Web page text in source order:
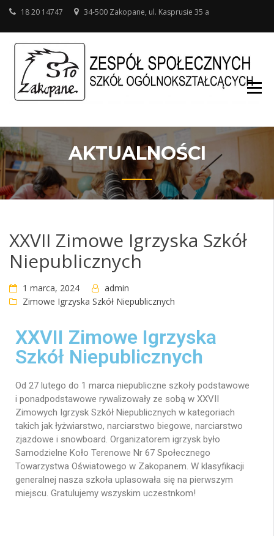
18 20 14747 34-500 Zakopane, ul. Kasprusie 35 a
AKTUALNOŚCI
XXVII Zimowe Igrzyska Szkół
Niepublicznych
1 marca, 2024
admin
Zimowe Igrzyska Szkół Niepublicznych
XXVII Zimowe Igrzyska
Szkół Niepublicznych
Od 27 lutego do 1 marca niepubliczne szkoły podstawowe
i ponadpodstawowe rywalizowały ze sobą w XXVII
Zimowych Igrzysk Szkół Niepublicznych w kategoriach
takich jak łyżwiarstwo, narciarstwo biegowe, narciarstwo
zjazdowe i snowboard. Organizatorem igrzysk było
Samodzielne Koło Terenowe Nr 67 Społecznego
Towarzystwa Oświatowego w Zakopanem. W klasyfikacji
generalnej nasza szkoła uplasowała się na pierwszym
miejscu. Gratulujemy wszyskim uczestnkom!